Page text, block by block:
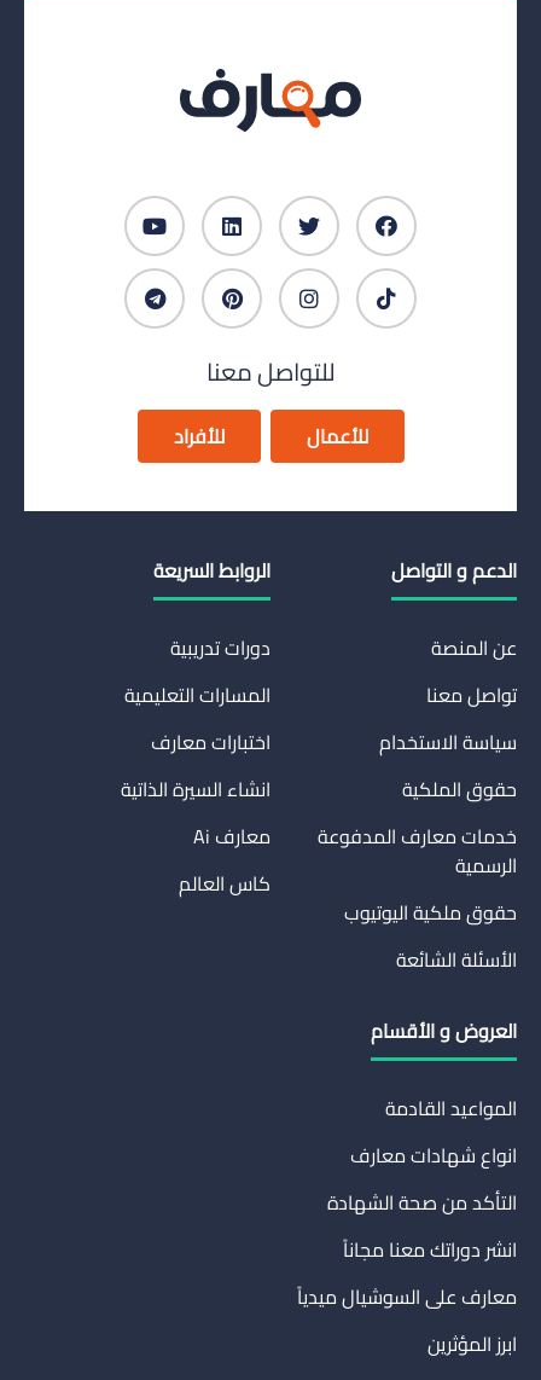
للتواصل معنا
للأعمال للأفراد
الدعم و التواصل
عن المنصة
تواصل معنا
سياسة الاستخدام
حقوق الملكية
خدمات معارف المدفوعة
الرسمية
حقوق ملكية اليوتيوب
الأسئلة الشائعة
الروابط السريعة
دورات تدريبية
المسارات التعليمية
اختبارات معارف
انشاء السيرة الذاتية
معارف Ai
كاس العالم
العروض و الأقسام
المواعيد القادمة
انواع شهادات معارف
التأكد من صحة الشهادة
انشر دوراتك معنا مجاناً
معارف على السوشيال ميدياً
ابرز المؤثرين